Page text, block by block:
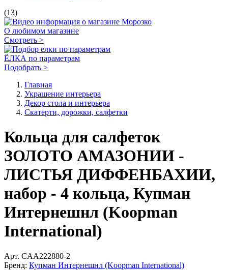
(13)
О любимом магазине
Смотреть >
ЁЛКА по параметрам
Подобрать >
Главная
Украшение интерьера
Декор стола и интерьера
Скатерти, дорожки, салфетки
Кольца для салфеток
ЗОЛОТО АМАЗОНИИ -
ЛИСТЬЯ ДИФФЕНБАХИИ,
набор - 4 кольца, Купман
Интернешнл (Koopman
International)
Арт. CAA222880-2
Бренд: Купман Интернешнл (Koopman International)